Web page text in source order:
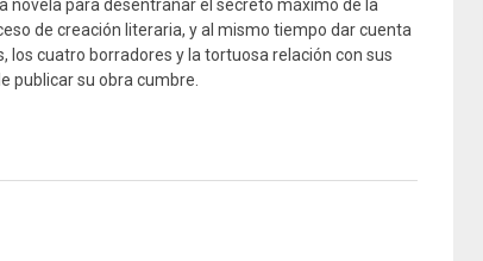
novela para desentrañar el secreto máximo de la
de creación literaria, y al mismo tiempo dar cuenta
los cuatro borradores y la tortuosa relación con sus
publicar su obra cumbre.